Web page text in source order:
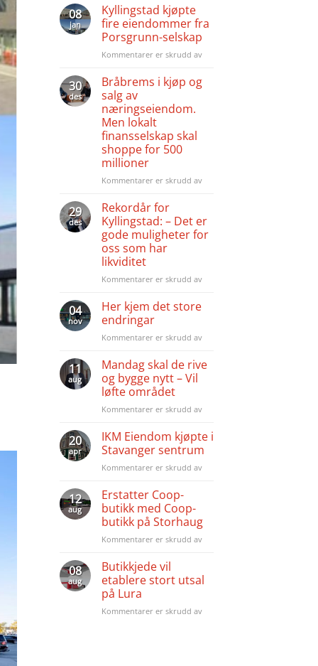
08
jan
Kyllingstad kjøpte
fire eiendommer fra
Porsgrunn-selskap
Kommentarer er skrudd avfor
kjøpte
fire
30
des
Bråbrems i kjøp og
salg av
næringseiendom.
Men lokalt
finansselskap skal
shoppe for 500
millioner
Kommentarer er skrudd avfor
kjøp
og
salg
Men
for
millioner
29
des
Rekordår for
Kyllingstad: – Det er
gode muligheter for
oss som har
likviditet
Kommentarer er skrudd avfor
Det
gode
som
likviditet
04
nov
Her kjem det store
endringar
Kommentarer er skrudd avfor
kjem
11
aug
Mandag skal de rive
og bygge nytt – Vil
løfte området
Kommentarer er skrudd avfor
skal
de
rive
og
Vil
løfte
området
20
apr
IKM Eiendom kjøpte i
Stavanger sentrum
Kommentarer er skrudd avfor
Stavanger
sentrum
12
aug
Erstatter Coop-
butikk med Coop-
butikk på Storhaug
Kommentarer er skrudd avfor
butikk
med
butikk
08
aug
Butikkjede vil
etablere stort utsal
på Lura
Kommentarer er skrudd avfor